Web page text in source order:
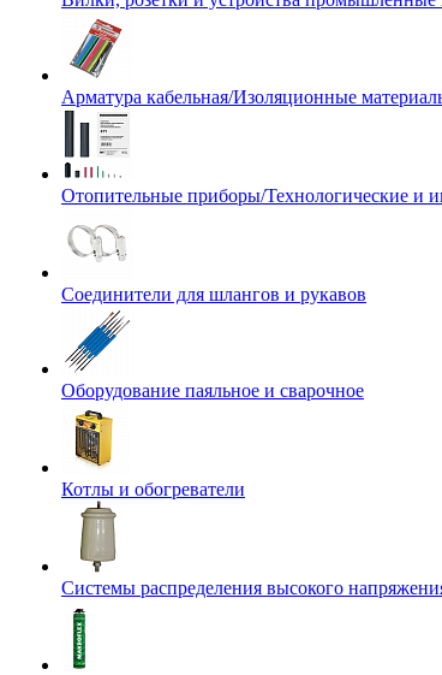
Арматура кабельная/Изоляционные
Отопительные приборы/Технологические и
Соединители для шлангов и рукавов
Оборудование паяльное и сварочное
Котлы и обогреватели
Системы распределения высокого